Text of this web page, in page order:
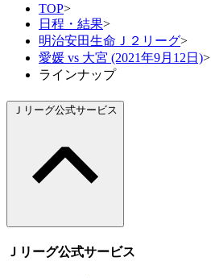
TOP>
日程・結果>
明治安田生命Ｊ２リーグ>
愛媛 vs 大宮 (2021年9月12日)>
ラインナップ
Ｊリーグ公式サービス
Ｊリーグ公式サービス